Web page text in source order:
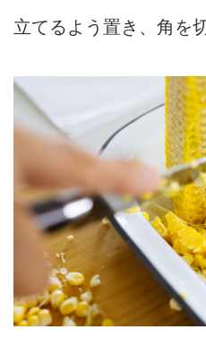
立てるよう置き、角を